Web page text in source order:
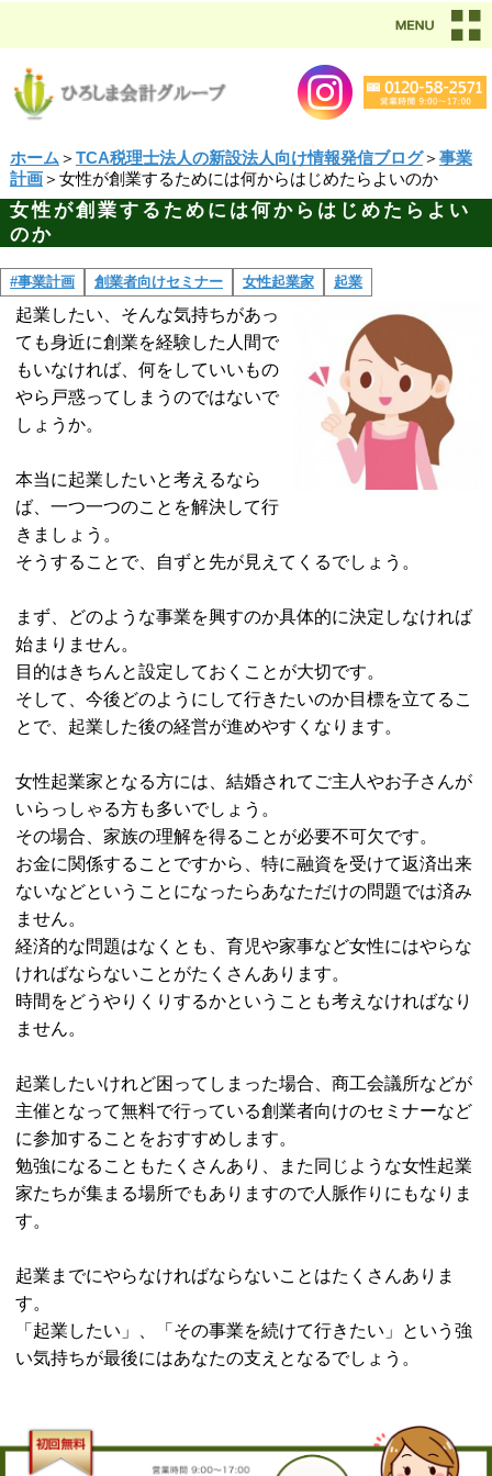
ホーム ＞ TCA税理士法人の新設法人向け情報発信ブログ＞ 事業
計画＞女性が創業するためには何からはじめたらよいのか
女性が創業するためには何からはじめたらよい
のか
#事業計画 創業者向けセミナー 女性起業家 起業
起業したい、そんな気持ちがあっ
ても身近に創業を経験した人間で
もいなければ、何をしていいもの
やら戸惑ってしまうのではないで
しょうか。
本当に起業したいと考えるなら
ば、一つ一つのことを解決して行
きましょう。
そうすることで、自ずと先が見えてくるでしょう。
まず、どのような事業を興すのか具体的に決定しなければ
始まりません。
目的はきちんと設定しておくことが大切です。
そして、今後どのようにして行きたいのか目標を立てるこ
とで、起業した後の経営が進めやすくなります。
女性起業家となる方には、結婚されてご主人やお子さんが
いらっしゃる方も多いでしょう。
その場合、家族の理解を得ることが必要不可欠です。
お金に関係することですから、特に融資を受けて返済出来
ないなどということになったらあなただけの問題では済み
ません。
経済的な問題はなくとも、育児や家事など女性にはやらな
ければならないことがたくさんあります。
時間をどうやりくりするかということも考えなければなり
ません。
起業したいけれど困ってしまった場合、商工会議所などが
主催となって無料で行っている創業者向けのセミナーなど
に参加することをおすすめします。
勉強になることもたくさんあり、また同じような女性起業
家たちが集まる場所でもありますので人脈作りにもなりま
す。
起業までにやらなければならないことはたくさんありま
す。
「起業したい」、「その事業を続けて行きたい」という強
い気持ちが最後にはあなたの支えとなるでしょう。